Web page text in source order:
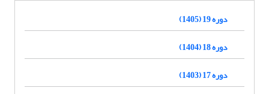
دوره 19 (1405)
دوره 18 (1404)
دوره 17 (1403)